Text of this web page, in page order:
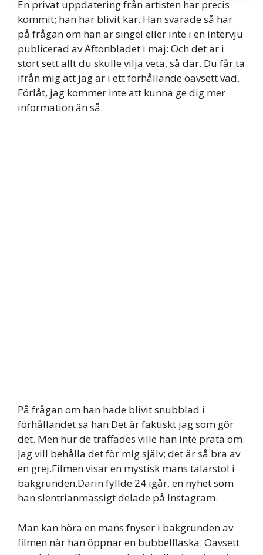
En privat uppdatering från artisten har precis
kommit; han har blivit kär. Han svarade så här
på frågan om han är singel eller inte i en intervju
publicerad av Aftonbladet i maj: Och det är i
stort sett allt du skulle vilja veta, så där. Du får ta
ifrån mig att jag är i ett förhållande oavsett vad.
Förlåt, jag kommer inte att kunna ge dig mer
information än så.
På frågan om han hade blivit snubblad i
förhållandet sa han:Det är faktiskt jag som gör
det. Men hur de träffades ville han inte prata om.
Jag vill behålla det för mig själv; det är så bra av
en grej.Filmen visar en mystisk mans talarstol i
bakgrunden.Darin fyllde 24 igår, en nyhet som
han slentrianmässigt delade på Instagram.
Man kan höra en mans fnyser i bakgrunden av
filmen när han öppnar en bubbelflaska. Oavsett